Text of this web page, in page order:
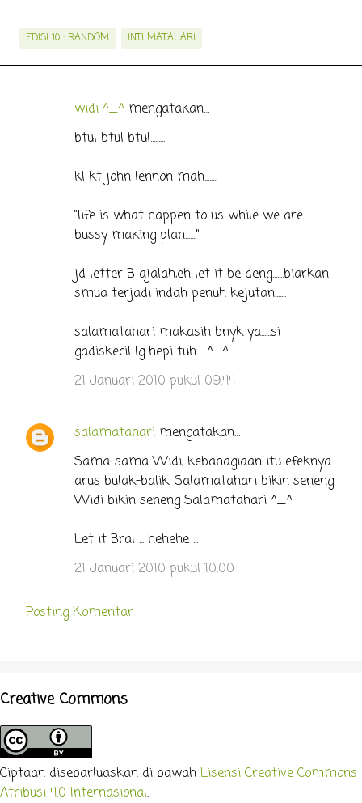
EDISI 10 : RANDOM INTI MATAHARI
widi ^_^ mengatakan…
btul btul btul.........
kl kt john lennon mah........
"life is what happen to us while we are
bussy making plan......."
jd letter B ajalah,eh let it be deng.......biarkan
smua terjadi indah penuh kejutan.......
salamatahari makasih bnyk ya......si
gadiskecil lg hepi tuh.... ^_^
21 Januari 2010 pukul 09.44
salamatahari mengatakan…
Sama-sama Widi, kebahagiaan itu efeknya
arus bulak-balik. Salamatahari bikin seneng
Widi bikin seneng Salamatahari ^_^
Let it Bral ... hehehe ...
21 Januari 2010 pukul 10.00
Posting Komentar
Creative Commons
Ciptaan disebarluaskan di bawah Lisensi Creative Commons
Atribusi 4.0 Internasional.